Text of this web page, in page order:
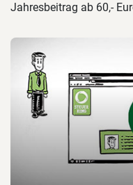
Jahresbeitrag ab 60,-